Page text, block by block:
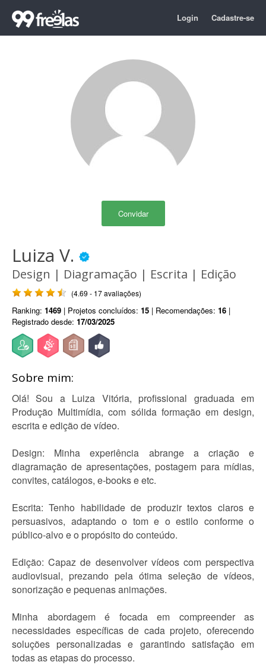
Login Cadastre-se
Convidar
Luiza V.
Design | Diagramação | Escrita | Edição
(4.69 - 17 avaliações)
Ranking: 1469 | Projetos concluídos: 15 | Recomendações: 16 |
Registrado desde: 17/03/2025
Sobre mim:
Olá! Sou a Luiza Vitória, profissional graduada em
Produção Multimídia, com sólida formação em design,
escrita e edição de vídeo.
Design: Minha experiência abrange a criação e
diagramação de apresentações, postagem para mídias,
convites, catálogos, e-books e etc.
Escrita: Tenho habilidade de produzir textos claros e
persuasivos, adaptando o tom e o estilo conforme o
público-alvo e o propósito do conteúdo.
Edição: Capaz de desenvolver vídeos com perspectiva
audiovisual, prezando pela ótima seleção de vídeos,
sonorização e pequenas animações.
Minha abordagem é focada em compreender as
necessidades específicas de cada projeto, oferecendo
soluções personalizadas e garantindo satisfação em
todas as etapas do processo.